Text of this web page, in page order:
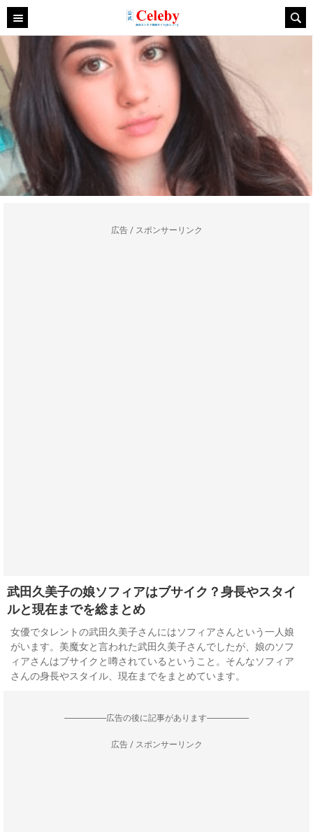
広告 / スポンサーリンク
武田久美子の娘ソフィアはブサイク？身長やスタイ
ルと現在までを総まとめ
女優でタレントの武田久美子さんにはソフィアさんという一人娘
がいます。美魔女と言われた武田久美子さんでしたが、娘のソフ
ィアさんはブサイクと噂されているということ。そんなソフィア
さんの身長やスタイル、現在までをまとめています。
--------------------広告の後に記事があります--------------------
広告 / スポンサーリンク